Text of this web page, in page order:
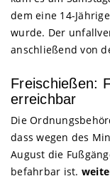
dem eine 14-
wurde. Der
anschließend von
Freischießen:
erreichbar
Die
dass wegen des
August die
befahrbar ist.